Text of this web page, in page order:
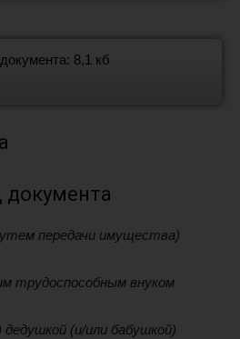
8,1 кб
документа
передачи имущества)
трудоспособным внуком
(и/или бабушкой)